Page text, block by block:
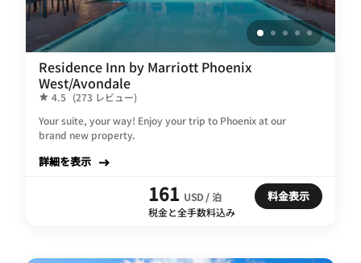
Residence Inn by Marriott Phoenix
West/Avondale
4.5 (273 レビュー)
Your suite, your way! Enjoy your trip to Phoenix at our
brand new property.
詳細を表示
161 USD / 泊
税金と全手数料込み
料金表示